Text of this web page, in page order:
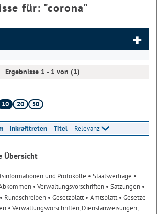
für: "corona"
Ergebnisse 1 - 1 von (1)
10 20 50
Inkrafttreten Titel Relevanz
Übersicht
und Protokolle • Staatsverträge •
• Verwaltungsvorschriften • Satzungen •
• Rundschreiben • Gesetzblatt• Amtsblatt• Gesetze
• Verwaltungsvorschriften, Dienstanweisungen,